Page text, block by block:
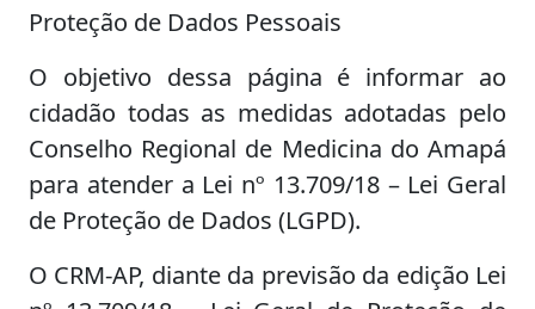
Proteção de Dados Pessoais
O objetivo dessa página é informar ao
cidadão todas as medidas adotadas pelo
Conselho Regional de Medicina do Amapá
para atender a Lei nº 13.709/18 – Lei Geral
de Proteção de Dados (LGPD).
O CRM-AP, diante da previsão da edição Lei